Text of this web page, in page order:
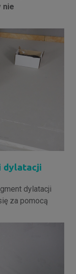
nie
dylatacji
dylatacji
za pomocą